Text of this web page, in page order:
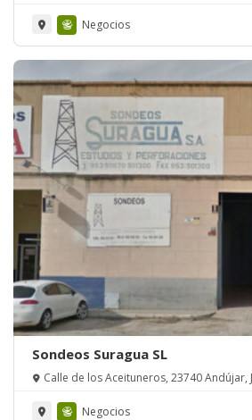
Negocios
Sondeos Suragua SL
Calle de los Aceituneros, 23740 Andújar,
Negocios